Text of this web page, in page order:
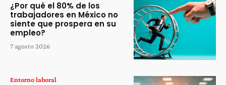
¿Por qué el 80% de los
trabajadores en México no
siente que prospera en su
empleo?
7 agosto 2026
Entorno laboral